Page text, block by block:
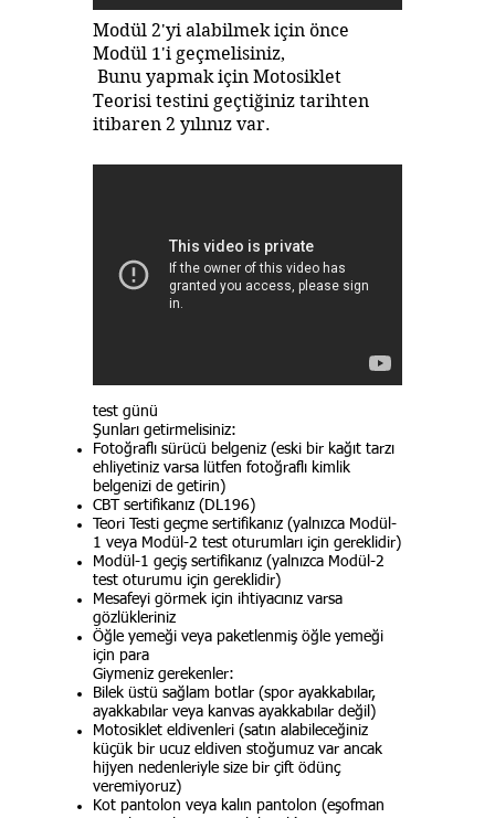
Modül 2'yi alabilmek için önce
Modül 1'i geçmelisiniz,
Bunu yapmak için Motosiklet
Teorisi testini geçtiğiniz tarihten
itibaren 2 yılınız var.
test günü
Şunları getirmelisiniz:
Fotoğraflı sürücü belgeniz (eski bir kağıt tarzı
ehliyetiniz varsa lütfen fotoğraflı kimlik
belgenizi de getirin)
CBT sertifikanız (DL196)
Teori Testi geçme sertifikanız (yalnızca Modül-
1 veya Modül-2 test oturumları için gereklidir)
Modül-1 geçiş sertifikanız (yalnızca Modül-2
test oturumu için gereklidir)
Mesafeyi görmek için ihtiyacınız varsa
gözlükleriniz
Öğle yemeği veya paketlenmiş öğle yemeği
için para
Giymeniz gerekenler:
Bilek üstü sağlam botlar (spor ayakkabılar,
ayakkabılar veya kanvas ayakkabılar değil)
Motosiklet eldivenleri (satın alabileceğiniz
küçük bir ucuz eldiven stoğumuz var ancak
hijyen nedenleriyle size bir çift ödünç
veremiyoruz)
Kot pantolon veya kalın pantolon (eşofman